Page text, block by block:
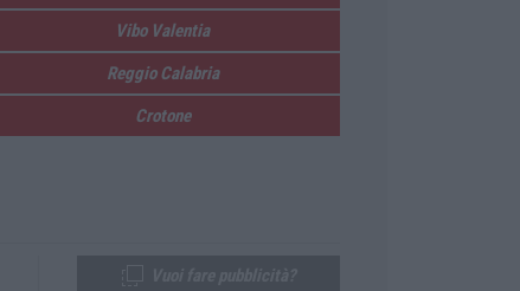
Vibo Valentia
Reggio Calabria
Crotone